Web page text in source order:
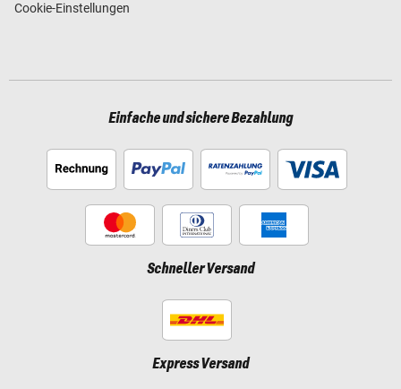
Cookie-Einstellungen
Einfache und sichere Bezahlung
Schneller Versand
Express Versand